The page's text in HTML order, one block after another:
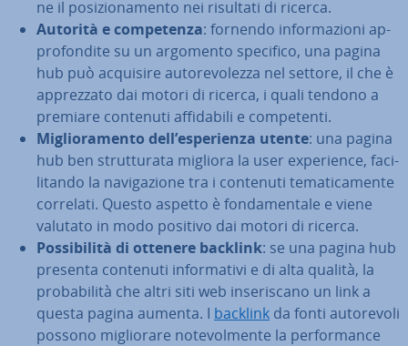
ne il po­si­zio­na­men­to nei risultati di ricerca.
Autorità e com­pe­ten­za: fornendo in­for­ma­zio­ni ap­
pro­fon­di­te su un argomento specifico, una pagina
hub può acquisire au­to­re­vo­lez­za nel settore, il che è
ap­prez­za­to dai motori di ricerca, i quali tendono a
premiare contenuti af­fi­da­bi­li e com­pe­ten­ti.
Mi­glio­ra­men­to dell’espe­rien­za utente: una pagina
hub ben strut­tu­ra­ta migliora la user ex­pe­rien­ce, fa­ci­
li­tan­do la na­vi­ga­zio­ne tra i contenuti te­ma­ti­ca­men­te
correlati. Questo aspetto è fon­da­men­ta­le e viene
valutato in modo positivo dai motori di ricerca.
Pos­si­bi­li­tà di ottenere backlink: se una pagina hub
presenta contenuti in­for­ma­ti­vi e di alta qualità, la
pro­ba­bi­li­tà che altri siti web in­se­ri­sca­no un link a
questa pagina aumenta. I backlink da fonti au­to­re­vo­li
possono mi­glio­ra­re no­te­vol­men­te la per­for­man­ce